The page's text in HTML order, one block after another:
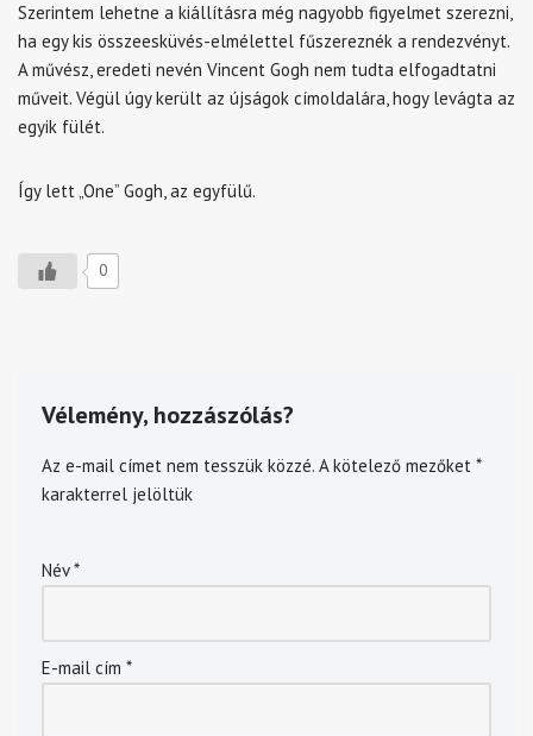
Szerintem lehetne a kiállításra még nagyobb figyelmet szerezni,
ha egy kis összeesküvés-elmélettel fűszereznék a rendezvényt.
A művész, eredeti nevén Vincent Gogh nem tudta elfogadtatni
műveit. Végül úgy került az újságok címoldalára, hogy levágta az
egyik fülét.
Így lett „One” Gogh, az egyfülű.
0
Vélemény, hozzászólás?
Az e-mail címet nem tesszük közzé. A kötelező mezőket *
karakterrel jelöltük
Név*
E-mail cím *